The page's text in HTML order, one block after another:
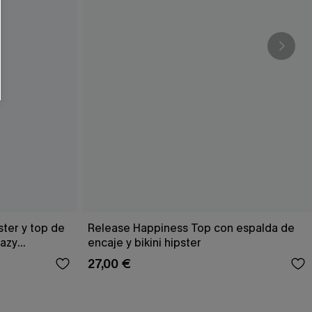
y top de
Release Happiness Top con espalda de
encaje y bikini hipster
27,00 €
formulario, usted acepta nuestros
de Cupshe en cualquier momento del
y ofertas adaptados a su perfil.